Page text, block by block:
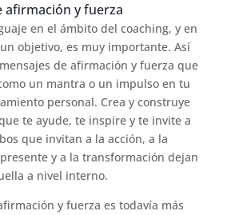
afirmación y fuerza
en el ámbito del coaching, y en
objetivo, es muy importante. Así
de afirmación y fuerza que
un mantra o un impulso en tu
personal. Crea y construye
te ayude, te inspire y te invite a
que invitan a la acción, a la
y a la transformación dejan
a nivel interno.
y fuerza es todavía más